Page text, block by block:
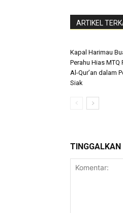
ARTIKEL
Kapal Harimau
Perahu Hias
Al-Qur’an dalam
Siak